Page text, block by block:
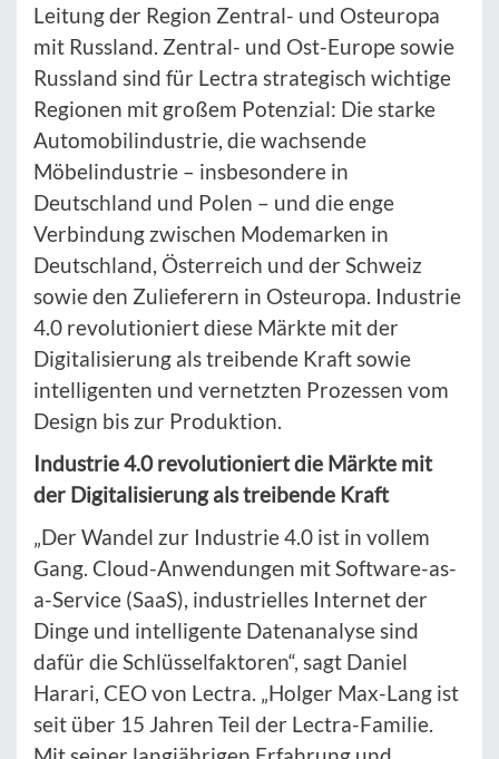
Leitung der Region Zentral- und Osteuropa
mit Russland. Zentral- und Ost-Europe sowie
Russland sind für Lectra strategisch wichtige
Regionen mit großem Potenzial: Die starke
Automobilindustrie, die wachsende
Möbelindustrie – insbesondere in
Deutschland und Polen – und die enge
Verbindung zwischen Modemarken in
Deutschland, Österreich und der Schweiz
sowie den Zulieferern in Osteuropa. Industrie
4.0 revolutioniert diese Märkte mit der
Digitalisierung als treibende Kraft sowie
intelligenten und vernetzten Prozessen vom
Design bis zur Produktion.
Industrie 4.0 revolutioniert die Märkte mit
der Digitalisierung als treibende Kraft
„Der Wandel zur Industrie 4.0 ist in vollem
Gang. Cloud-Anwendungen mit Software-as-
a-Service (SaaS), industrielles Internet der
Dinge und intelligente Datenanalyse sind
dafür die Schlüsselfaktoren“, sagt Daniel
Harari, CEO von Lectra. „Holger Max-Lang ist
seit über 15 Jahren Teil der Lectra-Familie.